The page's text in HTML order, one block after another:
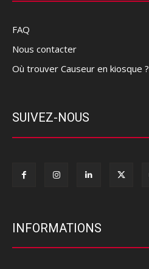
FAQ
Nous contacter
Où trouver Causeur en kiosque ?
SUIVEZ-NOUS
INFORMATIONS